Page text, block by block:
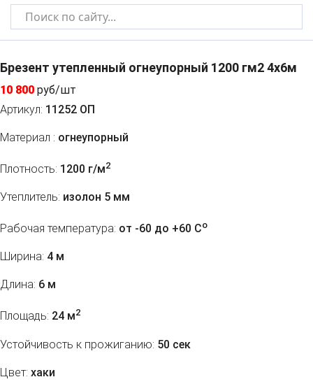
Брезент утепленный огнеупорный 1200 гм2 4х6м
10 800 руб/шт
Артикул: 11252 ОП
Материал : огнеупорный
Плотность: 1200 г/м2
Утеплитель: изолон 5 мм
Рабочая температура: от -60 до +60 Co
Ширина: 4 м
Длина: 6 м
Площадь: 24 м2
Устойчивость к прожиганию: 50 сек
Цвет: хаки